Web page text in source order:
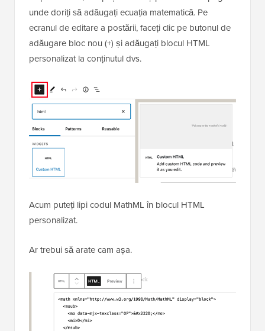
unde doriți să adăugați ecuația matematică. Pe
ecranul de editare a postării, faceți clic pe butonul de
adăugare bloc nou (+) și adăugați blocul HTML
personalizat la conținutul dvs.
Acum puteți lipi codul MathML în blocul HTML
personalizat.
Ar trebui să arate cam așa.